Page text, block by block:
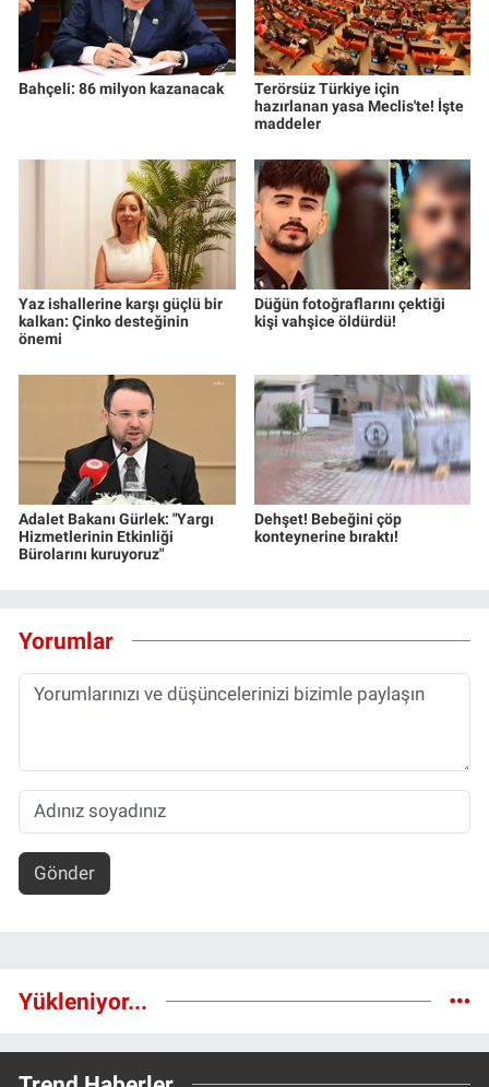
Bahçeli: 86 milyon kazanacak
Terörsüz Türkiye için
hazırlanan yasa Meclis'te! İşte
maddeler
Yaz ishallerine karşı güçlü bir
kalkan: Çinko desteğinin
önemi
Düğün fotoğraflarını çektiği
kişi vahşice öldürdü!
Adalet Bakanı Gürlek: "Yargı
Hizmetlerinin Etkinliği
Bürolarını kuruyoruz"
Dehşet! Bebeğini çöp
konteynerine bıraktı!
Yorumlar
Gönder
Yükleniyor...